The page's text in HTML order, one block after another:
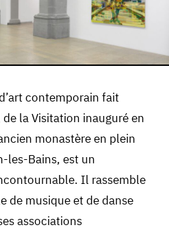
contemporain fait
la Visitation inauguré en
monastère en plein
les-Bains, est un
Il rassemble
de musique et de danse
associations